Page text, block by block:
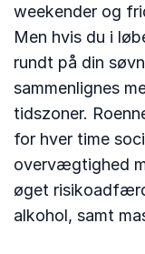
weekender og
Men hvis du i
rundt på din
sammenlignes
tidszoner.
for hver time
overvægtighed
øget
alkohol, samt